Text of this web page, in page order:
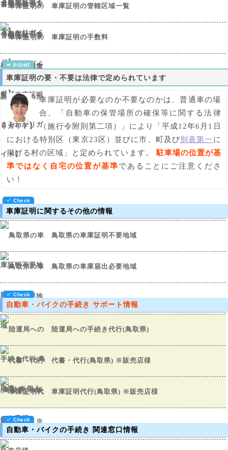
車庫証明の管轄区域一覧
車庫証明の手数料
車庫証明の要・不要は法律で定められています
車庫証明が必要なのか不要なのかは、普通車の場
合、「自動車の保管場所の確保等に関する法律
（施行令附則第二項）」により「平成12年6月1日
における特別区（東京23区）並びに市、町及び別表第一 に
掲げる村の区域」と定められています。駐車場の位置が基
準ではなく自宅の位置が基準であることにご注意くださ
い！
車庫証明に関するその他の情報
鳥取県の車庫証明不要地域
鳥取県の車庫届出必要地域
自動車・バイクの手続き サポート情報
陸運局への手続き代行(鳥取県)
代書・代行(鳥取県) ※販売店様
車庫証明代行(鳥取県) ※販売店様
自動車・バイクの手続き 関連窓口情報